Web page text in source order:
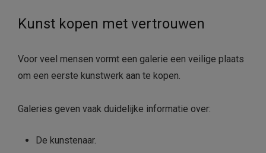
Kunst kopen met vertrouwen
Voor veel mensen vormt een galerie een veilige plaats
om een eerste kunstwerk aan te kopen.
Galeries geven vaak duidelijke informatie over:
De kunstenaar.